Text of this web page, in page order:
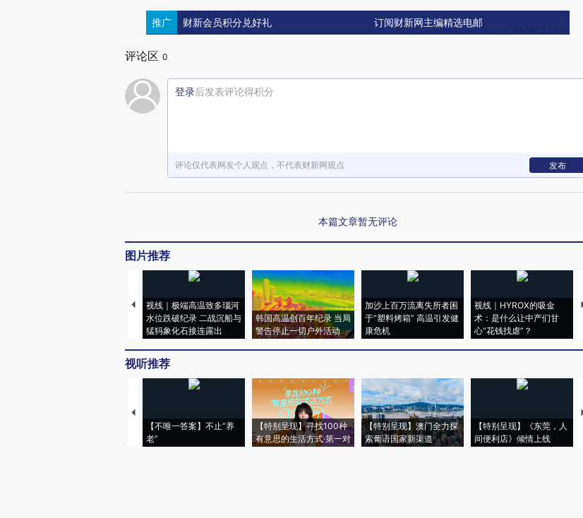
推广 财新会员积分兑好礼 订阅财新网主编精选电邮
评论区 0
登录后发表评论得积分
评论仅代表网友个人观点，不代表财新网观点 发布
本篇文章暂无评论
图片推荐
视线｜极端高温致多瑙河
水位跌破纪录 二战沉船与
猛犸象化石接连露出
韩国高温创百年纪录 当局
警告停止一切户外活动
加沙上百万流离失所者困
于“塑料烤箱” 高温引发健
康危机
视线｜HYROX的吸金
术：是什么让中产们甘
心“花钱找虐”？
视听推荐
【不唯一答案】不止“养
老”
【特别呈现】寻找100种
有意思的生活方式·第一对
【特别呈现】澳门全力探
索葡语国家新渠道
【特别呈现】《东莞，人
间便利店》倾情上线